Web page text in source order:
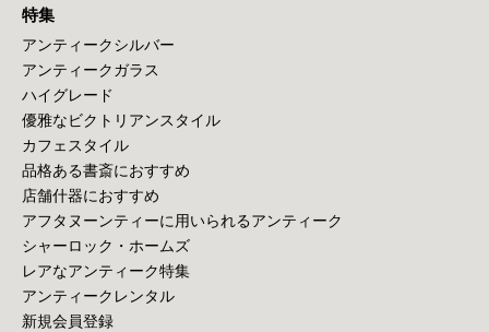
特集
アンティークシルバー
アンティークガラス
ハイグレード
優雅なビクトリアンスタイル
カフェスタイル
品格ある書斎におすすめ
店舗什器におすすめ
アフタヌーンティーに用いられるアンティーク
シャーロック・ホームズ
レアなアンティーク特集
アンティークレンタル
新規会員登録